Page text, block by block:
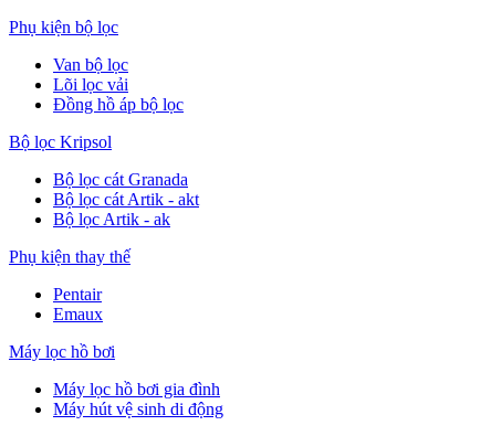
Phụ kiện bộ lọc
Van bộ lọc
Lõi lọc vải
Đồng hồ áp bộ lọc
Bộ lọc Kripsol
Bộ lọc cát Granada
Bộ lọc cát Artik - akt
Bộ lọc Artik - ak
Phụ kiện thay thế
Pentair
Emaux
Máy lọc hồ bơi
Máy lọc hồ bơi gia đình
Máy hút vệ sinh di động